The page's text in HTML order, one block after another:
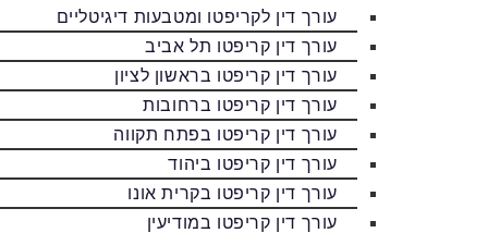
עורך דין לקריפטו ומטבעות דיגיטליים
עורך דין קריפטו תל אביב
עורך דין קריפטו בראשון לציון
עורך דין קריפטו ברחובות
עורך דין קריפטו בפתח תקווה
עורך דין קריפטו ביהוד
עורך דין קריפטו בקרית אונו
עורך דין קריפטו במודיעין